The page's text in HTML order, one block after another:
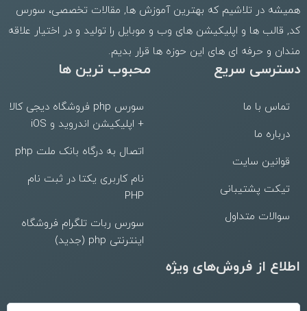
همیشه در تلاشیم که بهترینآموزش ها, مقالات تخصصی، سورس
کد, قالب ها و اپلیکیشن های وب و موبایل را تولید و در اختیار علاقه
مندان و حرفه ای های این حوزه ها قرار بدیم.
دسترسی سریع
تماس با ما
درباره ما
قوانین سایت
تیکت پشتیبانی
سوالات متداول
محبوب ترین ها
سورس php فروشگاه دیجی کالا
+ اپلیکیشن اندروید و iOS
اتصال به درگاه بانک ملت php
نام کاربری یکتا در ثبت نام
PHP
سورس ربات تلگرام فروشگاه
اینترنتی php (جدید)
اطلاع از فروش‌های ویژه